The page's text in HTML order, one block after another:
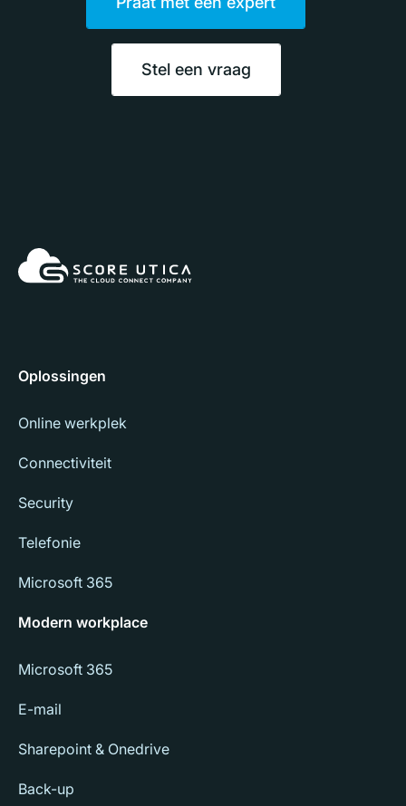
Stel een vraag
Oplossingen
Online werkplek
Connectiviteit
Security
Telefonie
Microsoft 365
Modern workplace
Microsoft 365
E-mail
Sharepoint & Onedrive
Back-up